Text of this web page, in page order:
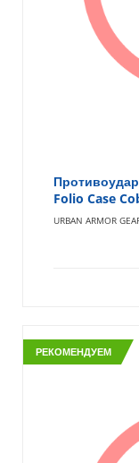
Folio Case
URBAN ARMOR
РЕКОМЕНДУЕМ